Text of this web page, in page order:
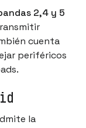
2,4 y 5
cuenta
periféricos
la